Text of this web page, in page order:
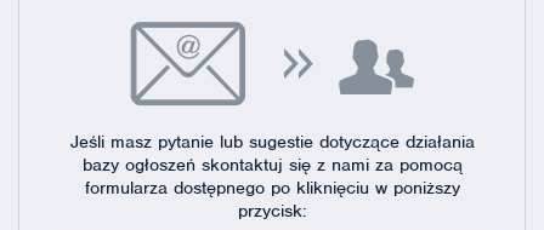
Jeśli masz pytanie lub sugestie dotyczące działania
bazy ogłoszeń skontaktuj się z nami za pomocą
formularza dostępnegopo kliknięciu w poniższy
przycisk: